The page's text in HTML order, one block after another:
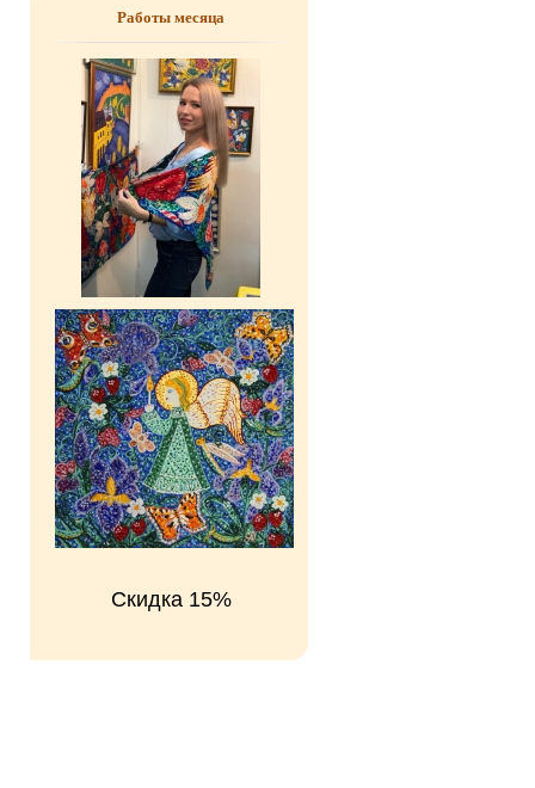
Работы месяца
Скидка 15%